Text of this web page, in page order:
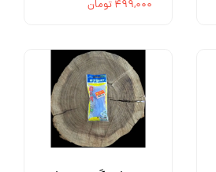
۴۹۹,۰۰۰ تومان